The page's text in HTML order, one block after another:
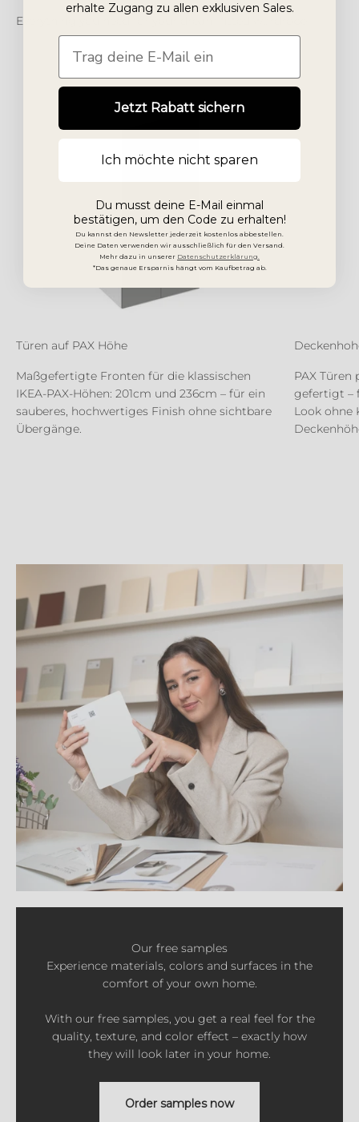
Türen auf PAX Höhe
Maßgefertigte Fronten für die klassischen
IKEA-PAX-Höhen: 201cm und 236cm – für ein
sauberes, hochwertiges Finish ohne sichtbare
Übergänge.
PAX Türen
gefertigt –
Look ohne
Our free samples
Experience materials, colors and surfaces in the
comfort of your own home.
With our free samples, you get a real feel for the
quality, texture, and color effect – exactly how
they will look later in your home.
Order samples now
erhalte Zugang zu allen exklusiven Sales.
Email Adresse
Jetzt Rabatt sichern
Ich möchte nicht sparen
Du musst deine E-Mail einmal
bestätigen, um den Code zu erhalten!
Du kannst den Newsletter jederzeit kostenlos abbestellen.
Deine Daten verwenden wir ausschließlich für den Versand.
Mehr dazu in unserer Datenschutzerklärung.
*Das genaue Ersparnis hängt vom Kaufbetrag ab.